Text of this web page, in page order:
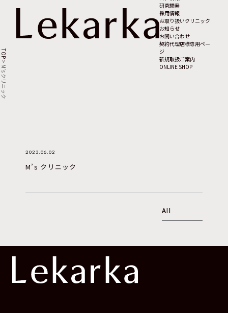
研究開発
採用情報
お取り扱いクリニック
お知らせ
お問い合わせ
契約代理店様専用ペー
ジ
新規取扱ご案内
ONLINE SHOP
TOP
>
M’s クリニック
2023.06.02
M’s クリニック
All